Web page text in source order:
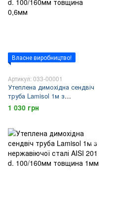
Власне виробництво!
Артикул: 033-00001
Утеплена димохідна сендвіч
труба Lamisol 1м з
нержавіючої сталі AISI 201 d.
100/160мм товщина 0,6мм
1 030 грн